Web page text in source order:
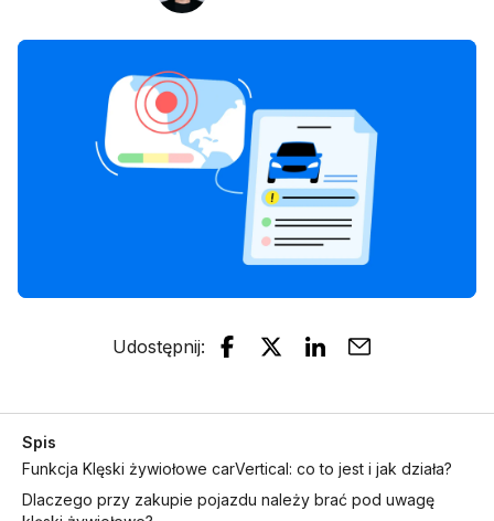
Udostępnij:
Spis
Funkcja Klęski żywiołowe carVertical: co to jest i jak działa?
Dlaczego przy zakupie pojazdu należy brać pod uwagę